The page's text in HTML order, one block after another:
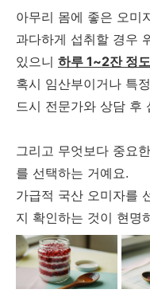
아무리 몸에 좋은 오미
과다하게 섭취할 경우
있으니 하루 1~2잔 정도
혹시 임산부이거나 특
드시 전문가와 상담 후
그리고 무엇보다 중요
를 선택하는 거예요.
가급적 국산 오미자를
지 확인하는 것이 현명